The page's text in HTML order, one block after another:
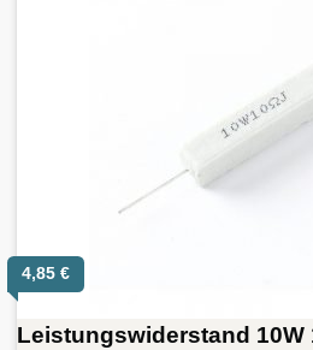
4,85 €
Leistungswiderstand 10W